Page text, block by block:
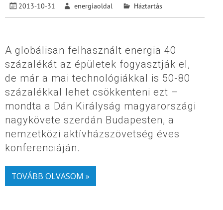
2013-10-31 energiaoldal Háztartás
A globálisan felhasznált energia 40
százalékát az épületek fogyasztják el,
de már a mai technológiákkal is 50-80
százalékkal lehet csökkenteni ezt –
mondta a Dán Királyság magyarországi
nagykövete szerdán Budapesten, a
nemzetközi aktívházszövetség éves
konferenciáján.
TOVÁBB OLVASOM »